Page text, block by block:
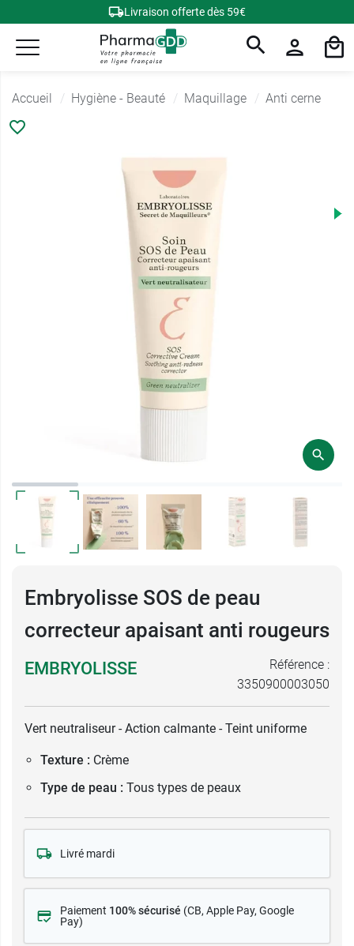
Livraison offerte dès 59€
Accueil Hygiène - Beauté Maquillage Anti cerne
Embryolisse SOS de peau
correcteur apaisant anti rougeurs
EMBRYOLISSE
Référence :
3350900003050
Vert neutraliseur - Action calmante - Teint uniforme
Texture : Crème
Type de peau : Tous types de peaux
Livré mardi
Paiement 100% sécurisé (CB, Apple Pay, Google
Pay)